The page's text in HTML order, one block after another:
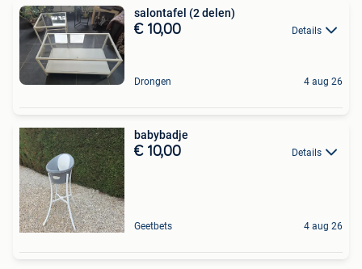
salontafel (2 delen)
€ 10,00 Details
Drongen 4 aug 26
babybadje
€ 10,00 Details
Geetbets 4 aug 26